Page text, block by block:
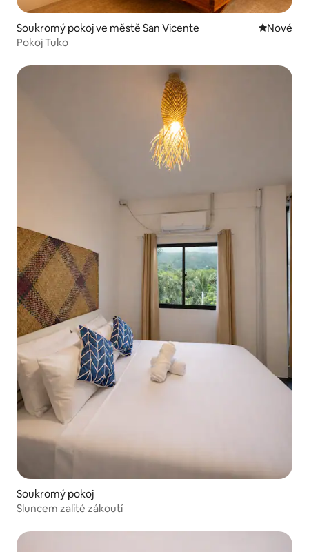
Soukromý pokoj ve městě San Vicente Nové
Nové
Pokoj Tuko
Soukromý pokoj
Sluncem zalité zákoutí